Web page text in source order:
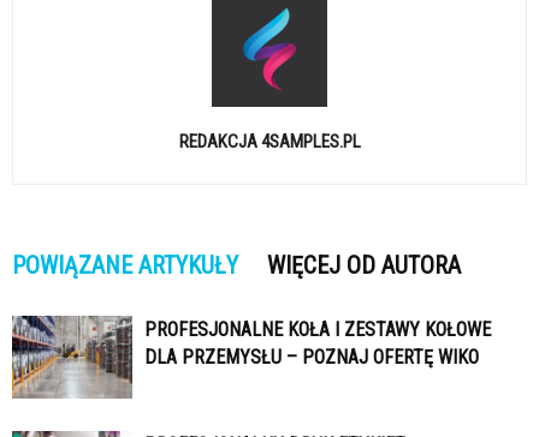
REDAKCJA 4SAMPLES.PL
POWIĄZANE ARTYKUŁY WIĘCEJ OD AUTORA
PROFESJONALNE KOŁA I ZESTAWY KOŁOWE
DLA PRZEMYSŁU – POZNAJ OFERTĘ WIKO